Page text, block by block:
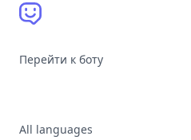
Перейти к боту
All languages